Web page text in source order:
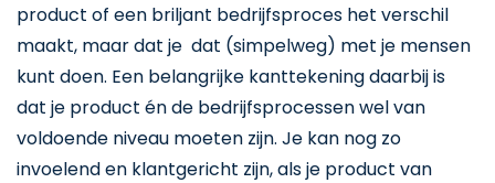
product of een briljant bedrijfsproces het verschil
maakt, maar dat je dat (simpelweg) met je mensen
kunt doen. Een belangrijke kanttekening daarbij is
dat je product én de bedrijfsprocessen wel van
voldoende niveau moeten zijn. Je kan nog zo
invoelend en klantgericht zijn, als je product van